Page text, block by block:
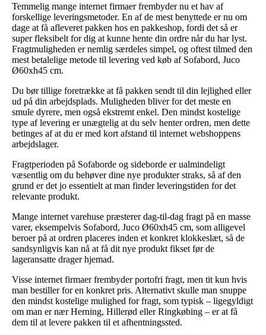
Temmelig mange internet firmaer frembyder nu et hav af
forskellige leveringsmetoder. En af de mest benyttede er nu om
dage at få afleveret pakken hos en pakkeshop, fordi det så er
super fleksibelt for dig at kunne hente din ordre når du har lyst.
Fragtmuligheden er nemlig særdeles simpel, og oftest tilmed den
mest betalelige metode til levering ved køb af Sofabord, Juco
Ø60xh45 cm.
Du bør tillige foretrække at få pakken sendt til din lejlighed eller
ud på din arbejdsplads. Muligheden bliver for det meste en
smule dyrere, men også ekstremt enkel. Den mindst kostelige
type af levering er unægtelig at du selv henter ordren, men dette
betinges af at du er med kort afstand til internet webshoppens
arbejdslager.
Fragtperioden på Sofaborde og sideborde er ualmindeligt
væsentlig om du behøver dine nye produkter straks, så af den
grund er det jo essentielt at man finder leveringstiden for det
relevante produkt.
Mange internet varehuse præsterer dag-til-dag fragt på en masse
varer, eksempelvis Sofabord, Juco Ø60xh45 cm, som alligevel
beroer på at ordren placeres inden et konkret klokkeslæt, så de
sandsynligvis kan nå at få dit nye produkt fikset før de
lageransatte drager hjemad.
Visse internet firmaer frembyder portofri fragt, men tit kun hvis
man bestiller for en konkret pris. Alternativt skulle man snuppe
den mindst kostelige mulighed for fragt, som typisk – ligegyldigt
om man er nær Herning, Hillerød eller Ringkøbing – er at få
dem til at levere pakken til et afhentningssted.